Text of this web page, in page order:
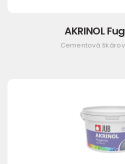
AKRINOL
Cementová